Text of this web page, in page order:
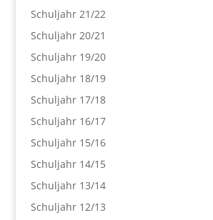
Schuljahr 21/22
Schuljahr 20/21
Schuljahr 19/20
Schuljahr 18/19
Schuljahr 17/18
Schuljahr 16/17
Schuljahr 15/16
Schuljahr 14/15
Schuljahr 13/14
Schuljahr 12/13